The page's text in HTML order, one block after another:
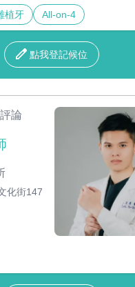
植牙 All-on-4
點我登記候位
論
化街147